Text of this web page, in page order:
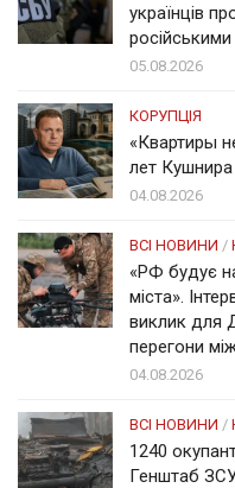
українців
05.08.2026
КОРУПЦІЯ
«Квартиры
лет
04.08.2026
ВСІ НОВИНИ /
«РФ будує
міста».
виклик для
перегони
04.08.2026
ВСІ НОВИНИ /
1240
Генштаб ЗСУ